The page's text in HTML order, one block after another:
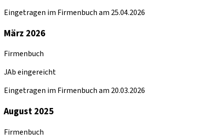
Eingetragen im Firmenbuch am 25.04.2026
März 2026
Firmenbuch
JAb eingereicht
Eingetragen im Firmenbuch am 20.03.2026
August 2025
Firmenbuch